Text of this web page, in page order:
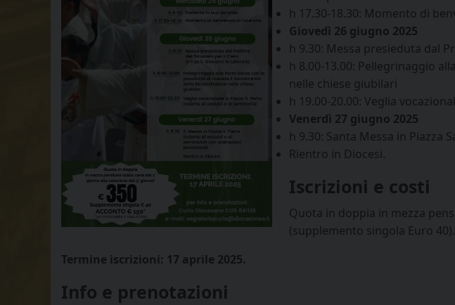
h 17.30-18.30: Momento di
Giovedì 26 giugno 2025
h 9.30: Messa presieduta dal
h 8.00-13.00: Pellegrinaggio
nelle chiese giubilari
h 19.00-20.00: Veglia
Venerdì 27 giugno 2025
h 9.30: Santa Messa in Piazza
Rientro in Diocesi.
Iscrizioni e costi
Quota in doppia in mezza
(supplemento singola Euro 40).
Termine iscrizioni: 17 aprile 2025.
Info e prenotazioni